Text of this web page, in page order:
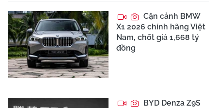
Cận cảnh BMW
X1 2026 chính hãng Việt
Nam, chốt giá 1,668 tỷ
đồng
BYD Denza Z9S